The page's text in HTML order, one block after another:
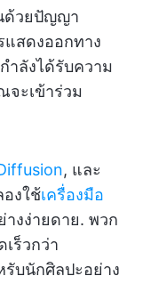
ด้วยปัญญา
แสดงออกทาง
ำลังได้รับความ
จะเข้าร่วม
, และ
งใช้เครื่องมือ
างง่ายดาย. พวก
ร็วกว่า
บนักศิลปะอย่าง